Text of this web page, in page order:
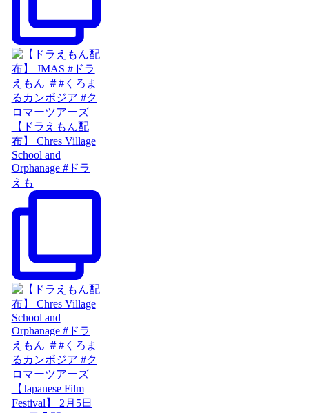
【ドラえもん配
布】 Chres Village
School and
Orphanage #ドラ
えも
【Japanese Film
Festival】 2月5日